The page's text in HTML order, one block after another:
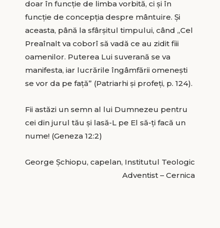
doar în funcţie de limba vorbită, ci şi în
funcţie de concepţia despre mântuire. Şi
aceasta, până la sfârşitul timpului, când „Cel
Preaînalt va coborî să vadă ce au zidit fiii
oamenilor. Puterea Lui suverană se va
manifesta, iar lucrările îngâmfării omeneşti
se vor da pe faţă” (Patriarhi şi profeţi, p. 124).
Fii astăzi un semn al lui Dumnezeu pentru
cei din jurul tău şi lasă-L pe El să-ţi facă un
nume! (Geneza 12:2)
George Șchiopu, capelan, Institutul Teologic
Adventist – Cernica